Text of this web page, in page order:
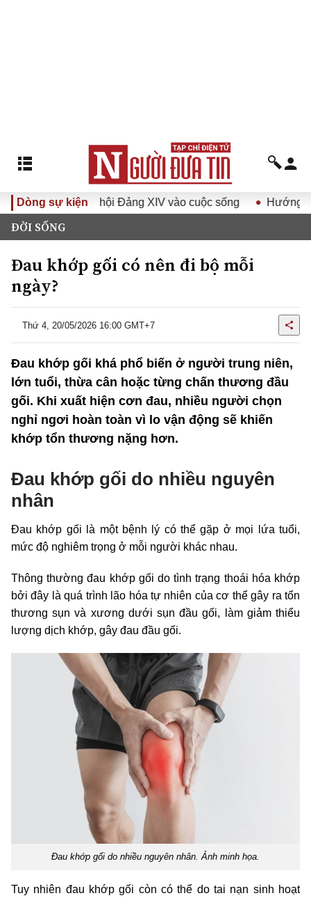
Dòng sự kiện
quyết Đại hội Đảng XIV vào cuộc sống Hướng tới Đại
ĐỜI SỐNG
Đau khớp gối có nên đi bộ mỗi
ngày?
Thứ 4, 20/05/2026 16:00 GMT+7
Đau khớp gối khá phổ biến ở người trung niên,
lớn tuổi, thừa cân hoặc từng chấn thương đầu
gối. Khi xuất hiện cơn đau, nhiều người chọn
nghỉ ngơi hoàn toàn vì lo vận động sẽ khiến
khớp tổn thương nặng hơn.
Đau khớp gối do nhiều nguyên
nhân
Đau khớp gối là một bệnh lý có thể gặp ở mọi lứa tuổi,
mức độ nghiêm trọng ở mỗi người khác nhau.
Thông thường đau khớp gối do tình trạng thoái hóa khớp
bởi đây là quá trình lão hóa tự nhiên của cơ thể gây ra tổn
thương sụn và xương dưới sụn đầu gối, làm giảm thiểu
lượng dịch khớp, gây đau đầu gối.
Đau khớp gối do nhiều nguyên nhân. Ảnh minh họa.
Tuy nhiên đau khớp gối còn có thể do tai nạn sinh hoạt